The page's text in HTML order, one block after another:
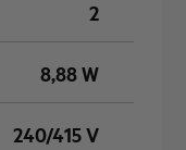
2
8,88 W
240/415 V